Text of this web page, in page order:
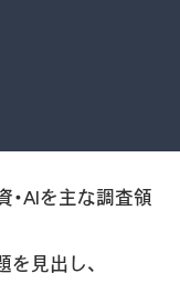
・AIを主な調査領
見出し、